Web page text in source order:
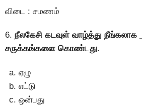
விடை : சமணம்
6. நீலகேசி கடவுள் வாழ்த்து நீங்கலாக
சருக்கங்களை கொண்டது.
ஏழு
எட்டு
ஒன்பது